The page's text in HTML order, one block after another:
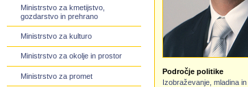
Ministrstvo za kmetijstvo,
gozdarstvo in prehrano
Ministrstvo za kulturo
Ministrstvo za okolje in prostor
Ministrstvo za promet
Področje politike
Izobraževanje, mladina